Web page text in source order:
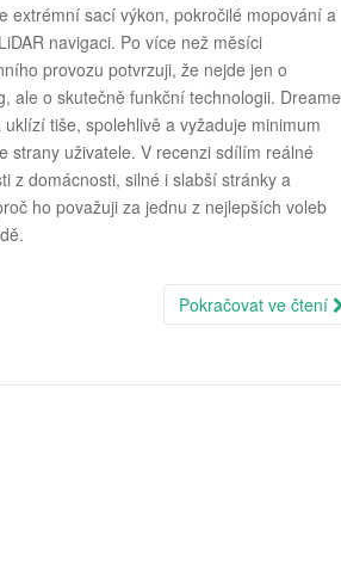
extrémní sací výkon, pokročilé mopování a
navigaci. Po více než měsíci
provozu potvrzuji, že nejde jen o
ale o skutečně funkční technologii. Dreame
uklízí tiše, spolehlivě a vyžaduje minimum
strany uživatele. V recenzi sdílím reálné
z domácnosti, silné i slabší stránky a
ho považuji za jednu z nejlepších voleb
Pokračovat ve čtení